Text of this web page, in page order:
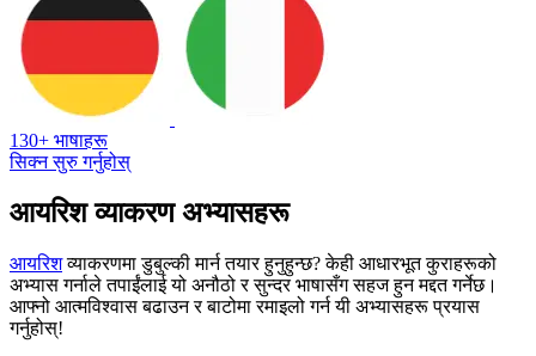
130+ भाषाहरू
सिक्न सुरु गर्नुहोस्
आयरिश व्याकरण अभ्यासहरू
आयरिशव्याकरणमा डुबुल्की मार्न तयार हुनुहुन्छ? केही आधारभूत कुराहरूको
अभ्यास गर्नाले तपाईंलाई यो अनौठो र सुन्दर भाषासँग सहज हुन मद्दत गर्नेछ।
आफ्नो आत्मविश्वास बढाउन र बाटोमा रमाइलो गर्न यी अभ्यासहरू प्रयास
गर्नुहोस्!